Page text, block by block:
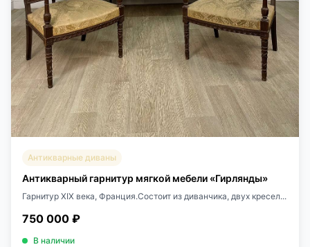
Антикварные диваны
Антикварный гарнитур мягкой мебели «Гирлянды»
Гарнитур XIX века, Франция.Состоит из диванчика, двух кресел...
750 000 ₽
В наличии